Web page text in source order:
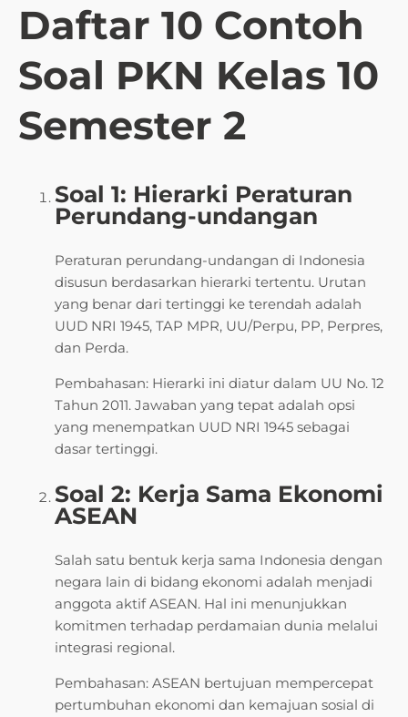
Daftar 10 Contoh
Soal PKN Kelas 10
Semester 2
Soal 1: Hierarki Peraturan
Perundang-undangan
Peraturan perundang-undangan di Indonesia
disusun berdasarkan hierarki tertentu. Urutan
yang benar dari tertinggi ke terendah adalah
UUD NRI 1945, TAP MPR, UU/Perpu, PP, Perpres,
dan Perda.
Pembahasan: Hierarki ini diatur dalam UU No. 12
Tahun 2011. Jawaban yang tepat adalah opsi
yang menempatkan UUD NRI 1945 sebagai
dasar tertinggi.
Soal 2: Kerja Sama Ekonomi
ASEAN
Salah satu bentuk kerja sama Indonesia dengan
negara lain di bidang ekonomi adalah menjadi
anggota aktif ASEAN. Hal ini menunjukkan
komitmen terhadap perdamaian dunia melalui
integrasi regional.
Pembahasan: ASEAN bertujuan mempercepat
pertumbuhan ekonomi dan kemajuan sosial di